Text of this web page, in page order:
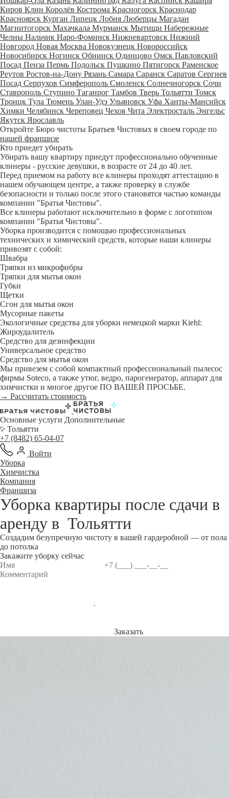
Киров Клин Королёв Кострома Красногорск Краснодар
Красноярск Курган Липецк Лобня Люберцы Магадан
Магнитогорск Махачкала Мурманск Мытищи Набережные
Челны Нальчик Наро-Фоминск Нижневартовск Нижний
Новгород Новая Москва Новокузнецк Новороссийск
Новосибирск Ногинск Обнинск Одинцово Омск Павловский
Посад Пенза Пермь Подольск Пушкино Пятигорск Раменское
Реутов Ростов-на-Дону Рязань Самара Саранск Саратов Сергиев
Посад Серпухов Симферополь Смоленск Солнечногорск Сочи
Ставрополь Ступино Таганрог Тамбов Тверь Тольятти Томск
Троицк Тула Тюмень Улан-Удэ Ульяновск Уфа Ханты-Мансийск
Химки Челябинск Череповец Чехов Чита Электросталь Энгельс
Якутск Ярославль
Откройте Бюро чистоты Братьев Чистовых в своем городе по
нашей франшизе
Кто приедет убирать
Убирать вашу квартиру приедут профессионально обученные
клинеры - русские девушки, в возрасте от 24 до 40 лет.
Перед приемом на работу все клинеры проходят аттестацию в
нашем обучающем центре, а также проверку в службе
безопасности и только после этого становятся частью команды
компании "Братья Чистовы".
Все клинеры работают исключительно в форме с логотипом
компании "Братья Чистовы".
Уборка производится с помощью профессиональных
технических и химический средств, которые наши клинеры
привозят с собой:
Швабра
Тряпки из микрофибры
Тряпки для мытья окон
Губки
Щетки
Сгон для мытья окон
Мусорные пакеты
Экологичные средства для уборки немецкой марки Kiehl:
Жироудалитель
Средство для дезинфекции
Универсальное средство
Средство для мытья окон
Мы привезем с собой компактный профессиональный пылесос
фирмы Soteco, а также утюг, ведро, парогенератор, аппарат для
химчистки и многое другое ПО ВАШЕЙ ПРОСЬБЕ.
→ Рассчитать стоимость
Основные услуги Дополнительные
Тольятти
+7 (8482) 65-04-07
Войти
Уборка
Химчистка
Компания
Франшиза
Уборка квартиры после сдачи в
аренду в Тольятти
Создадим безупречную чистоту в вашей гардеробной — от пола
до потолка
Закажите уборку сейчас
Заказать